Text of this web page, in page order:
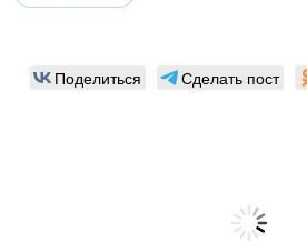
Поделиться Сделать пост